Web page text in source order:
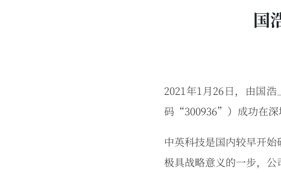
国
2021年1月26日，由国
码“300936”）成功在深
中英科技是国内较早开
极具战略意义的一步，